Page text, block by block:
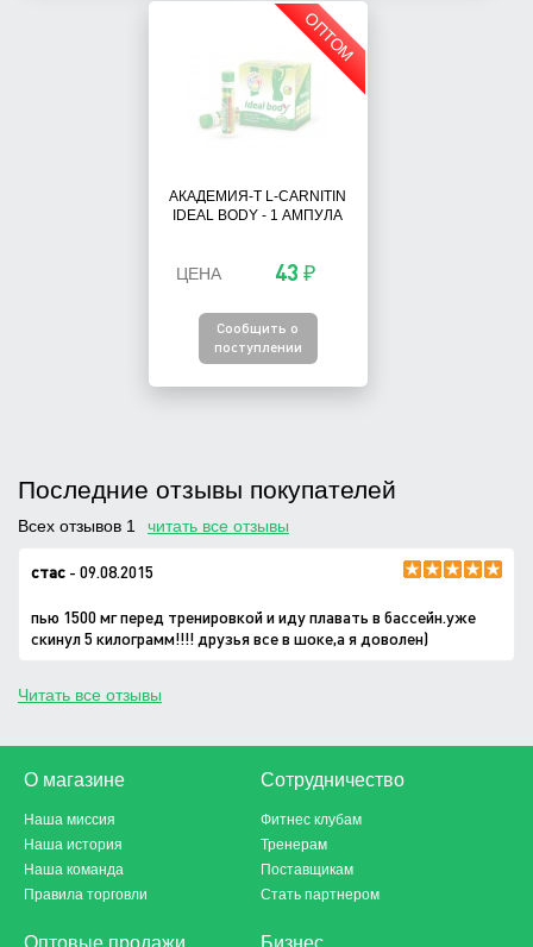
ОПТОМ
АКАДЕМИЯ-Т L-CARNITIN
IDEAL BODY - 1 АМПУЛА
ЦЕНА 43 ₽
Сообщить о
поступлении
Последние отзывы покупателей
Всех отзывов 1 читать все отзывы
стас - 09.08.2015
пью 1500 мг перед тренировкой и иду плавать в бассейн.уже
скинул 5 килограмм!!!! друзья все в шоке,а я доволен)
Читать все отзывы
О магазине
Наша миссия
Наша история
Наша команда
Правила торговли
Сотрудничество
Фитнес клубам
Тренерам
Поставщикам
Стать партнером
Оптовые продажи Бизнес